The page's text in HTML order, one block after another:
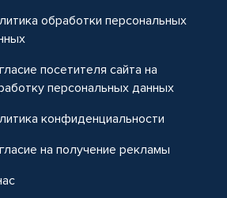
обработки персональных
посетителя сайта на
персональных данных
конфиденциальности
на получение рекламы